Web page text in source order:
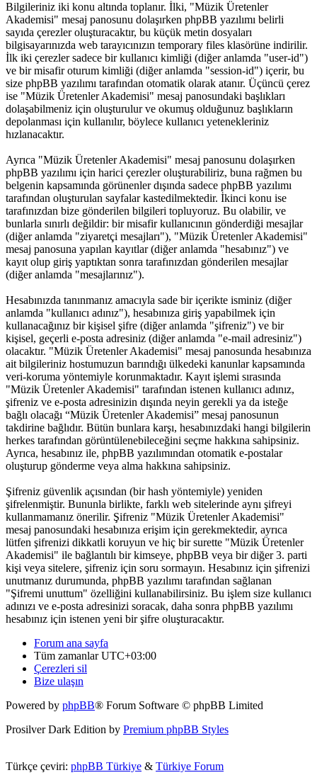
Bilgileriniz iki konu altında toplanır. İlki, "Müzik Üretenler
Akademisi" mesaj panosunu dolaşırken phpBB yazılımı belirli
sayıda çerezler oluşturacaktır, bu küçük metin dosyaları
bilgisayarınızda web tarayıcınızın temporary files klasörüne indirilir.
İlk iki çerezler sadece bir kullanıcı kimliği (diğer anlamda "user-id")
ve bir misafir oturum kimliği (diğer anlamda "session-id") içerir, bu
size phpBB yazılımı tarafından otomatik olarak atanır. Üçüncü çerez
ise "Müzik Üretenler Akademisi" mesaj panosundaki başlıkları
dolaşabilmeniz için oluşturulur ve okumuş olduğunuz başlıkların
depolanması için kullanılır, böylece kullanıcı yetenekleriniz
hızlanacaktır.
Ayrıca "Müzik Üretenler Akademisi" mesaj panosunu dolaşırken
phpBB yazılımı için harici çerezler oluşturabiliriz, buna rağmen bu
belgenin kapsamında görünenler dışında sadece phpBB yazılımı
tarafından oluşturulan sayfalar kastedilmektedir. İkinci konu ise
tarafınızdan bize gönderilen bilgileri topluyoruz. Bu olabilir, ve
bunlarla sınırlı değildir: bir misafir kullanıcının gönderdiği mesajlar
(diğer anlamda "ziyaretçi mesajları"), "Müzik Üretenler Akademisi"
mesaj panosuna yapılan kayıtlar (diğer anlamda "hesabınız") ve
kayıt olup giriş yaptıktan sonra tarafınızdan gönderilen mesajlar
(diğer anlamda "mesajlarınız").
Hesabınızda tanınmanız amacıyla sade bir içerikte isminiz (diğer
anlamda "kullanıcı adınız"), hesabınıza giriş yapabilmek için
kullanacağınız bir kişisel şifre (diğer anlamda "şifreniz") ve bir
kişisel, geçerli e-posta adresiniz (diğer anlamda "e-mail adresiniz")
olacaktır. "Müzik Üretenler Akademisi" mesaj panosunda hesabınıza
ait bilgileriniz hostumuzun barındığı ülkedeki kanunlar kapsamında
veri-koruma yöntemiyle korunmaktadır. Kayıt işlemi sırasında
"Müzik Üretenler Akademisi" tarafından istenen kullanıcı adınız,
şifreniz ve e-posta adresinizin dışında neyin gerekli ya da isteğe
bağlı olacağı “Müzik Üretenler Akademisi” mesaj panosunun
takdirine bağlıdır. Bütün bunlara karşı, hesabınızdaki hangi bilgilerin
herkes tarafından görüntülenebileceğini seçme hakkına sahipsiniz.
Ayrıca, hesabınız ile, phpBB yazılımından otomatik e-postalar
oluşturup gönderme veya alma hakkına sahipsiniz.
Şifreniz güvenlik açısından (bir hash yöntemiyle) yeniden
şifrelenmiştir. Bununla birlikte, farklı web sitelerinde aynı şifreyi
kullanmamanız önerilir. Şifreniz "Müzik Üretenler Akademisi"
mesaj panosundaki hesabınıza erişim için gerekmektedir, ayrıca
lütfen şifrenizi dikkatli koruyun ve hiç bir surette "Müzik Üretenler
Akademisi" ile bağlantılı bir kimseye, phpBB veya bir diğer 3. parti
kişi veya sitelere, şifreniz için soru sormayın. Hesabınız için şifrenizi
unutmanız durumunda, phpBB yazılımı tarafından sağlanan
"Şifremi unuttum" özelliğini kullanabilirsiniz. Bu işlem size kullanıcı
adınızı ve e-posta adresinizi soracak, daha sonra phpBB yazılımı
hesabınız için istenen yeni bir şifre oluşturacaktır.
Forum ana sayfa
Tüm zamanlarUTC+03:00
Çerezleri sil
Bize ulaşın
Powered by phpBB® Forum Software © phpBB Limited
Prosilver Dark Edition by Premium phpBB Styles
Türkçe çeviri: phpBB Türkiye & Türkiye Forum